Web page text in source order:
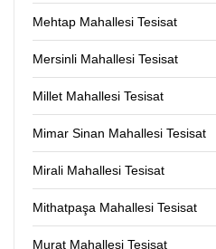
Mehtap Mahallesi Tesisat
Mersinli Mahallesi Tesisat
Millet Mahallesi Tesisat
Mimar Sinan Mahallesi Tesisat
Mirali Mahallesi Tesisat
Mithatpaşa Mahallesi Tesisat
Murat Mahallesi Tesisat